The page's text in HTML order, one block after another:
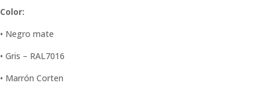
Color:
• Negro mate
• Gris – RAL7016
• Marrón Corten